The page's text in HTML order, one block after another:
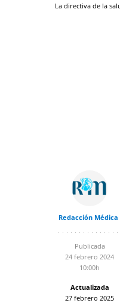
La directiva de la
Redacción Médica
Publicada
24 febrero 2024
10:00h
Actualizada
27 febrero 2025